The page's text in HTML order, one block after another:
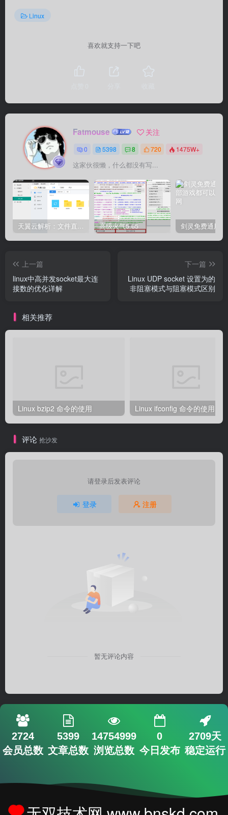
Linux
喜欢就支持一下吧
Fatmouse 关注
0 5398 8 720 1475W+
这家伙很懒，什么都没有写...
天翼云解析：文件直链获取源码 高级火气5.65
上一篇
linux中高并发socket最大连
接数的优化详解
下一篇
Linux UDP socket 设置为的
非阻塞模式与阻塞模式区别
相关推荐
Linux bzip2 命令的使用 Linux ifconfig 命令的使用
评论 抢沙发
请登录后发表评论
登录 注册
暂无评论内容
2724
会员总数
5399
文章总数
14754999
浏览总数
0
今日发布
2709天
稳定运行